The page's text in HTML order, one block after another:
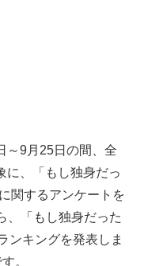
～9月25日の間、全
に、「もし独身だっ
関するアンケートを
、「もし独身だった
ンキングを発表しま
。